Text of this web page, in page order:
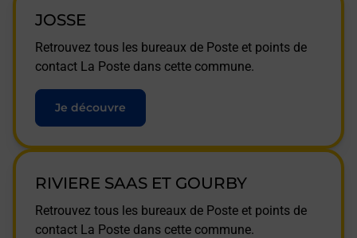
JOSSE
Retrouvez tous les bureaux de Poste et points de
contact La Poste dans cette commune.
Je découvre
RIVIERE SAAS ET GOURBY
Retrouvez tous les bureaux de Poste et points de
contact La Poste dans cette commune.